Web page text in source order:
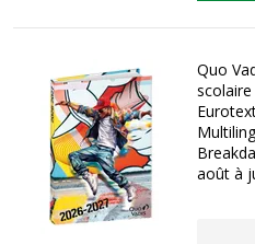
Quo
août à